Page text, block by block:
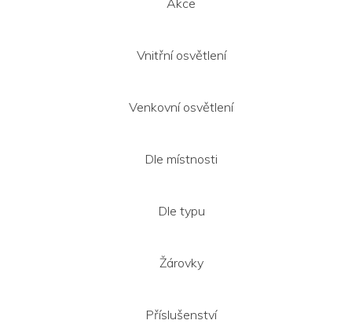
Vnitřní osvětlení
Venkovní osvětlení
Dle místnosti
Dle typu
Žárovky
Příslušenství